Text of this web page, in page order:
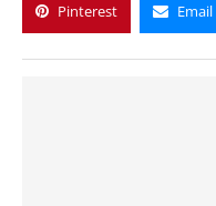
Pinterest Email